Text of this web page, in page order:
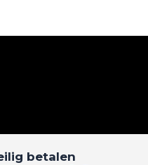
betalen